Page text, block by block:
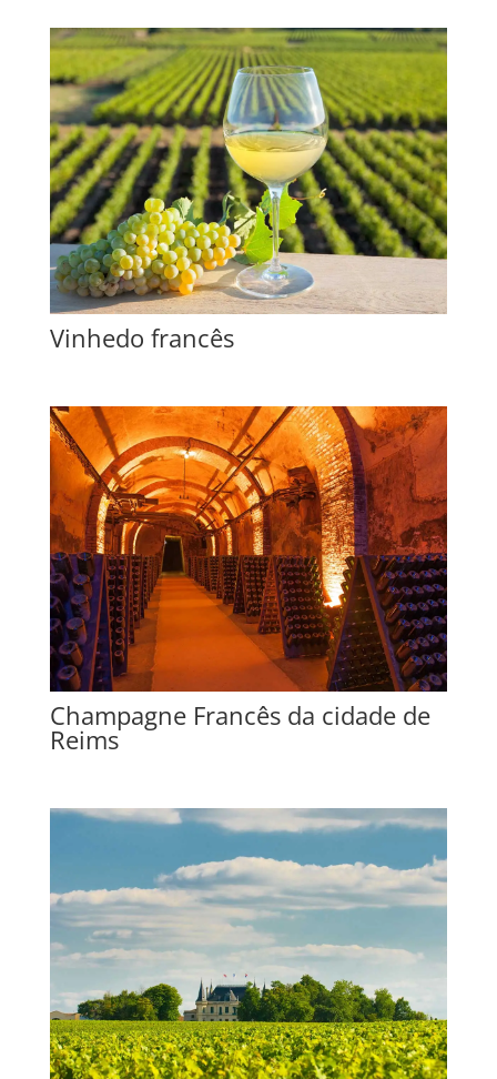
Vinhedo francês
Champagne Francês da cidade de
Reims